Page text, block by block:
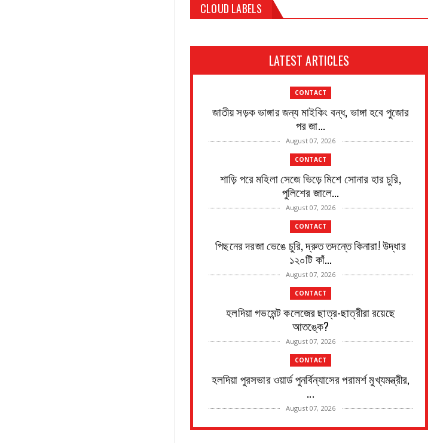
CLOUD LABELS
LATEST ARTICLES
CONTACT
জাতীয় সড়ক ভাঙ্গার জন্য মাইকিং বন্ধ, ভাঙ্গা হবে পুজোর
পর জা...
August 07, 2026
CONTACT
শাড়ি পরে মহিলা সেজে ভিড়ে মিশে সোনার হার চুরি,
পুলিশের জালে...
August 07, 2026
CONTACT
পিছনের দরজা ভেঙে চুরি, দ্রুত তদন্তে কিনারা! উদ্ধার
১২০টি কাঁ...
August 07, 2026
CONTACT
হলদিয়া গভমেন্ট কলেজের ছাত্র-ছাত্রীরা রয়েছে
আতঙ্কে?
August 07, 2026
CONTACT
হলদিয়া পুরসভার ওয়ার্ড পুনর্বিন্যাসের পরামর্শ মুখ্যমন্ত্রীর,
...
August 07, 2026
CONTACT